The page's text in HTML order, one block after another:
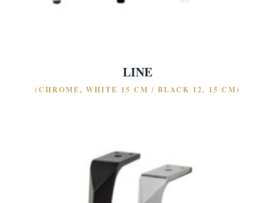
LINE
(CHROME, WHITE 15 CM / BLACK 12, 15 CM)